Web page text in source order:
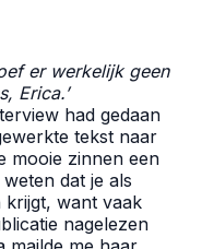
er werkelijk geen
Erica.’
had gedaan
tekst naar
mooie zinnen een
dat je als
krijgt, want vaak
nagelezen